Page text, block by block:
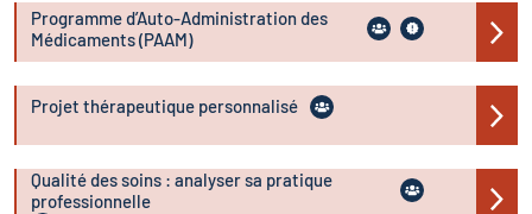
Programme d’Auto-Administration des
Médicaments (PAAM)
Projet thérapeutique personnalisé
Qualité des soins : analyser sa pratique
professionnelle